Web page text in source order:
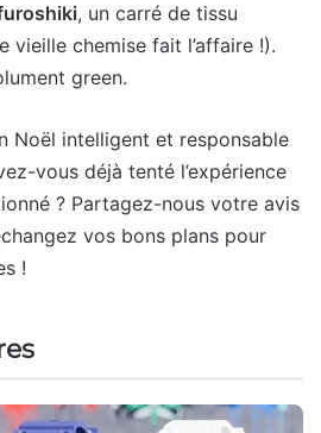
, un carré de tissu
vieille chemise fait l’affaire !).
green.
Noël intelligent et responsable
vous déjà tenté l’expérience
? Partagez-nous votre avis
vos bons plans pour
!